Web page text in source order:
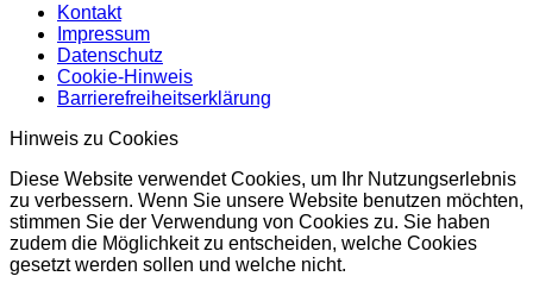
Kontakt
Impressum
Datenschutz
Cookie-Hinweis
Barrierefreiheitserklärung
Hinweis zu Cookies
Diese Website verwendet Cookies, um Ihr Nutzungserlebnis
zu verbessern. Wenn Sie unsere Website benutzen möchten,
stimmen Sie der Verwendung von Cookies zu. Sie haben
zudem die Möglichkeit zu entscheiden, welche Cookies
gesetzt werden sollen und welche nicht.